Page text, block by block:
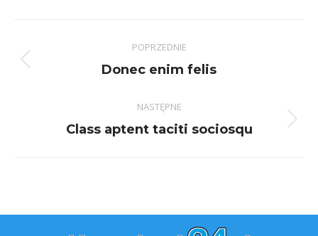
navigation
POPRZEDNIE
Previous
Donec enim felis
NASTĘPNE
Next
Class aptent taciti sociosqu